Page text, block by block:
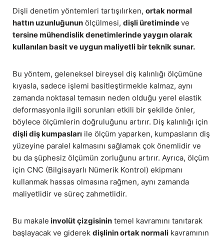
Dişli denetim yöntemleri tartışılırken, ortak normal
hattın uzunluğunun ölçülmesi, dişli üretimindeve
tersine mühendislik denetimlerinde yaygın olarak
kullanılan basit ve uygun maliyetli bir teknik sunar.
Bu yöntem, geleneksel bireysel diş kalınlığı ölçümüne
kıyasla, sadece işlemi basitleştirmekle kalmaz, aynı
zamanda noktasal temasın neden olduğu yerel elastik
deformasyonla ilgili sorunları etkili bir şekilde önler,
böylece ölçümlerin doğruluğunu artırır. Diş kalınlığı için
dişli diş kumpasları ile ölçüm yaparken, kumpasların diş
yüzeyine paralel kalmasını sağlamak çok önemlidir ve
bu da şüphesiz ölçümün zorluğunu artırır. Ayrıca, ölçüm
için CNC (Bilgisayarlı Nümerik Kontrol) ekipmanı
kullanmak hassas olmasına rağmen, aynı zamanda
maliyetlidir ve süreç zahmetlidir.
Bu makale involüt çizgisinin temel kavramını tanıtarak
başlayacak ve giderek dişlinin ortak normali kavramının